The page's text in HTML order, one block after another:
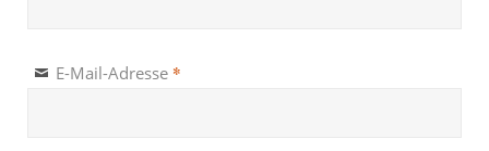
E-Mail-Adresse *